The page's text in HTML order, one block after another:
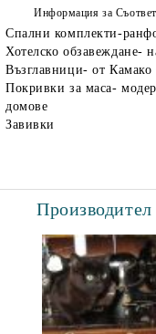
Информация за
Спални комплекти-
Хотелско обзавеждане-
Възглавници- от Камако
Покривки за маса-
домове
Завивки
Производител